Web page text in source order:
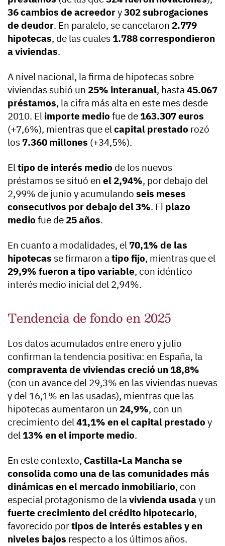
36 cambios de acreedory302 subrogaciones
de deudor. En paralelo, se cancelaron 2.779
hipotecas, de las cuales 1.788 correspondieron
a viviendas.
A nivel nacional, la firma de hipotecas sobre
viviendas subió un 25% interanual, hasta45.067
préstamos, la cifra más alta en este mes desde
2010. El importe medio fue de 163.307 euros
(+7,6%), mientras que elcapital prestado rozó
los 7.360 millones (+34,5%).
Eltipo de interés medio de los nuevos
préstamos se situó en el 2,94%, por debajo del
2,99% de junio y acumulando seis meses
consecutivos por debajo del 3%. El plazo
medio fue de 25 años.
En cuanto a modalidades, el 70,1% de las
hipotecas se firmaron atipo fijo, mientras que el
29,9% fueron a tipo variable, con idéntico
interés medio inicial del 2,94%.
Tendencia de fondo en 2025
Los datos acumulados entre enero y julio
confirman la tendencia positiva: en España, la
compraventa de viviendas creció un 18,8%
(con un avance del 29,3% en las viviendas nuevas
y del 16,1% en las usadas), mientras que las
hipotecas aumentaron un 24,9%, con un
crecimiento del41,1% en el capital prestado y
del 13% en el importe medio.
En este contexto, Castilla-La Mancha se
consolida como una de las comunidades más
dinámicas en el mercado inmobiliario, con
especial protagonismo de lavivienda usaday un
fuerte crecimiento del crédito hipotecario,
favorecido portipos de interés estables y en
niveles bajos respecto a los últimos años.